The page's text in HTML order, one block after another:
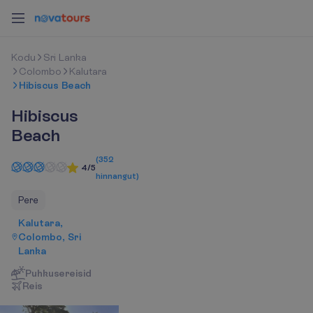
Kodu
Sri Lanka
Colombo
Kalutara
Hibiscus Beach
Hibiscus
Beach
4/5
(352
hinnangut)
Pere
Kalutara,
Colombo, Sri
Lanka
Puhkusereisid
Reis